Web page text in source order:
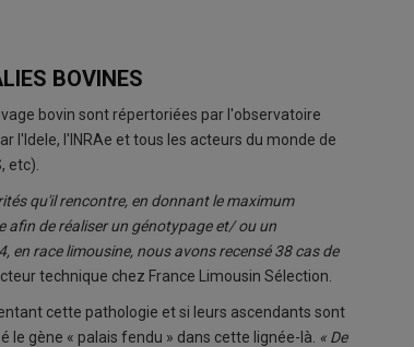
BOVINES
bovin sont répertoriées par l'observatoire
l'Idele, l'INRAe et tous les acteurs du monde de
etc).
qu'il rencontre, en donnant le maximum
afin de réaliser un génotypage et/ ou un
en race limousine, nous avons recensé 38 cas de
technique chez France Limousin Sélection.
cette pathologie et si leurs ascendants sont
gène « palais fendu » dans cette lignée-là. « De